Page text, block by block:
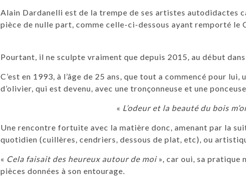
Alain Dardanelli est de la trempe de ses artistes autodidactes
pièce de nulle part, comme celle-ci-dessous ayant remporté le
Pourtant, il ne sculpte vraiment que depuis 2015, au début
C’est en 1993, à l’âge de 25 ans, que tout a commencé pour
d’olivier, qui est devenu, avec une tronçonneuse et une
« L’odeur et la beauté du bois
Une rencontre fortuite avec la matière donc, amenant par la
quotidien (cuillères, cendriers, dessous de plat, etc), ou
« Cela faisait des heureux autour de moi», car oui, sa pratique
pièces données à son entourage.